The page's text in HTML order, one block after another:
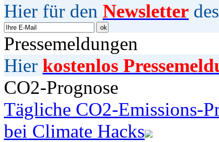
Hier für den Newsletter
Pressemeldungen
Hier kostenlos
CO2-Prognose
Tägliche CO2-Emissions-
bei Climate Hacks